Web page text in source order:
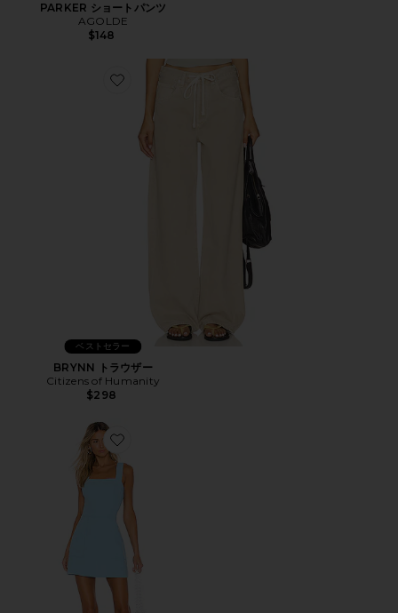
PARKER ショートパンツ
AGOLDE
$148
Favorite BRYNN トラウザー
ベストセラー
BRYNN トラウザー
Citizens of Humanity
$298
Favorite ACE ミニドレス